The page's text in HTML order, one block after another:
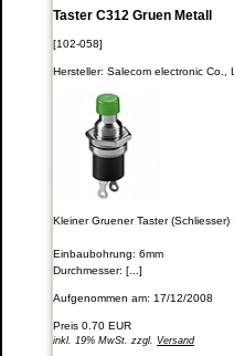
Taster C312 Gruen Metall
[102-058]
Hersteller: Salecom electronic Co.,
Kleiner Gruener Taster
Einbaubohrung: 6mm
Durchmesser: [...]
Aufgenommen am: 17/12/2008
Preis 0.70 EUR
inkl. 19% MwSt. zzgl. Versand